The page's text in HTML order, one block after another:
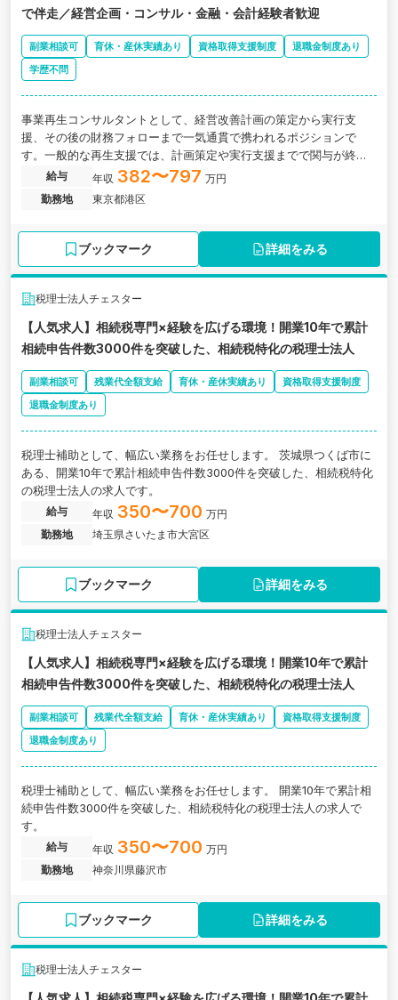
で伴走／経営企画・コンサル・金融・会計経験者歓迎
副業相談可 育休・産休実績あり 資格取得支援制度
退職金制度あり
学歴不問
事業再生コンサルタントとして、経営改善計画の策定から実行支
援、その後の財務フォローまで一気通貫で携われるポジションで
す。一般的な再生支援では、計画策定や実行支援までで関与が終わ
るケースもありますが、DIGグループでは、立て直し後の月次管理・
資金繰り・予実管理まで継続的に支援しています。経営企画、コン
サル、金融機関、会計事務所などでの経験を活かし、経営者の意思
給与 年収 382〜797 万円
勤務地
東京都港区
ブックマーク 詳細をみる
税理士法人チェスター
【人気求人】相続税専門×経験を広げる環境！開業10年で累計
相続申告件数3000件を突破した、相続税特化の税理士法人
副業相談可 残業代全額支給 育休・産休実績あり
資格取得支援制度
退職金制度あり
税理士補助として、幅広い業務をお任せします。 茨城県つくば市に
ある、開業10年で累計相続申告件数3000件を突破した、相続税特化
の税理士法人の求人です。
給与 年収 350〜700 万円
勤務地
埼玉県さいたま市大宮区
ブックマーク 詳細をみる
税理士法人チェスター
【人気求人】相続税専門×経験を広げる環境！開業10年で累計
相続申告件数3000件を突破した、相続税特化の税理士法人
副業相談可 残業代全額支給 育休・産休実績あり
資格取得支援制度
退職金制度あり
税理士補助として、幅広い業務をお任せします。 開業10年で累計相
続申告件数3000件を突破した、相続税特化の税理士法人の求人で
す。
給与 年収 350〜700 万円
勤務地
神奈川県藤沢市
ブックマーク 詳細をみる
税理士法人チェスター